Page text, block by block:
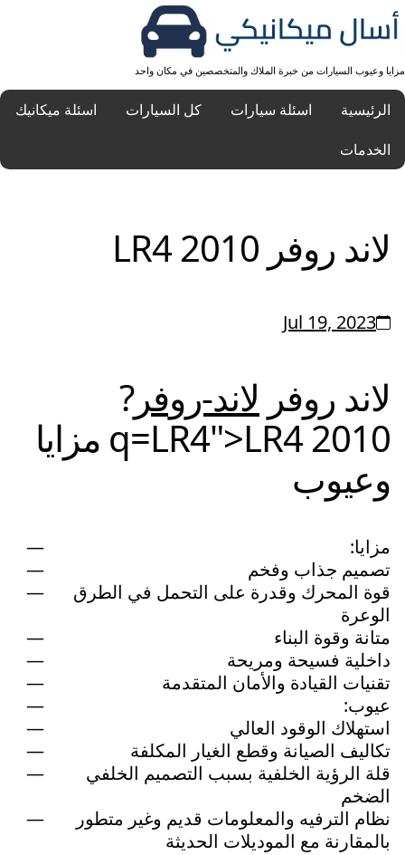
مزايا وعيوب السيارات من خبرة الملاك والمتخصصين في مكان واحد
الرئيسية اسئلة سيارات كل السيارات
اسئلة ميكانيك
الخدمات
لاند روفر LR4 2010
Jul 19, 2023
لاند روفر لاند-روفر?
q=LR4">LR4 2010 مزايا
وعيوب
مزايا:
تصميم جذاب وفخم
قوة المحرك وقدرة على التحمل في الطرق
الوعرة
متانة وقوة البناء
داخلية فسيحة ومريحة
تقنيات القيادة والأمان المتقدمة
عيوب:
استهلاك الوقود العالي
تكاليف الصيانة وقطع الغيار المكلفة
قلة الرؤية الخلفية بسبب التصميم الخلفي
الضخم
نظام الترفيه والمعلومات قديم وغير متطور
بالمقارنة مع الموديلات الحديثة